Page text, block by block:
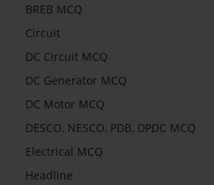
BREB MCQ
Circuit
DC Circuit MCQ
DC Generator MCQ
DC Motor MCQ
DESCO, NESCO, PDB, DPDC MCQ
Electrical MCQ
Headline